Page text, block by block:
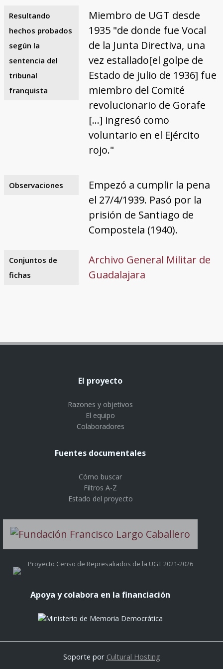
Resultando
hechos probados
según la
sentencia del
tribunal
franquista
Miembro de UGT desde
1935 "de donde fue Vocal
de la Junta Directiva, una
vez estallado[el golpe de
Estado de julio de 1936] fue
miembro del Comité
revolucionario de Gorafe
[…] ingresó como
voluntario en el Ejército
rojo."
Observaciones
Empezó a cumplir la pena
el 27/4/1939. Pasó por la
prisión de Santiago de
Compostela (1940).
Conjuntos de
fichas
Archivo General Militar de
Guadalajara
El proyecto
Razones y objetivos
El equipo
Colaboradores
Fuentes documentales
Cómo buscar
Filtros A-Z
Estado del proyecto
Proyecto Censo de Represaliados de la UGT 2021-2026
Apoya y colabora en la financiación
Soporte por Cultural Hosting